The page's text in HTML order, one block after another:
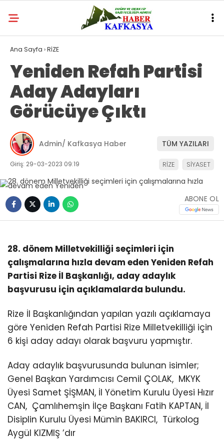
Ana Sayfa ›RİZE
Yeniden Refah Partisi
Aday Adayları
Görücüye Çıktı
Admin/ Kafkasya Haber TÜM YAZILARI
Giriş: 29-03-2023 09:19 RİZE SİYASET
ABONE OL
28. dönem Milletvekilliği seçimleri için
çalışmalarına hızla devam eden Yeniden Refah
Partisi Rize İl Başkanlığı, aday adaylık
başvurusu için açıklamalarda bulundu.
Rize İl Başkanlığından yapılan yazılı açıklamaya
göre Yeniden Refah Partisi Rize Milletvekilliği için
6 kişi aday adayı olarak başvuru yapmıştır.
Aday adaylık başvurusunda bulunan isimler;
Genel Başkan Yardımcısı Cemil ÇOLAK, MKYK
Üyesi Samet ŞİŞMAN, İl Yönetim Kurulu Üyesi Hızır
CAN, Çamlıhemşin İlçe Başkanı Fatih KAPTAN, İl
Disiplin Kurulu Üyesi Mümin BAKIRCI, Türkolog
Aygül KIZMIŞ ’dır